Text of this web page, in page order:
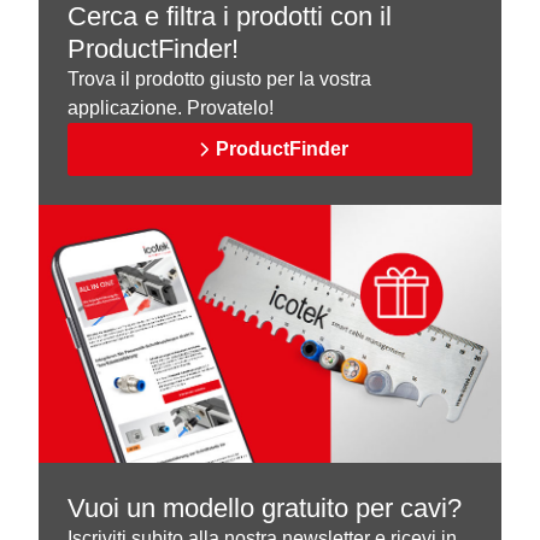
Cerca e filtra i prodotti con il
ProductFinder!
Trova il prodotto giusto per la vostra
applicazione. Provatelo!
ProductFinder
Vuoi un modello gratuito per cavi?